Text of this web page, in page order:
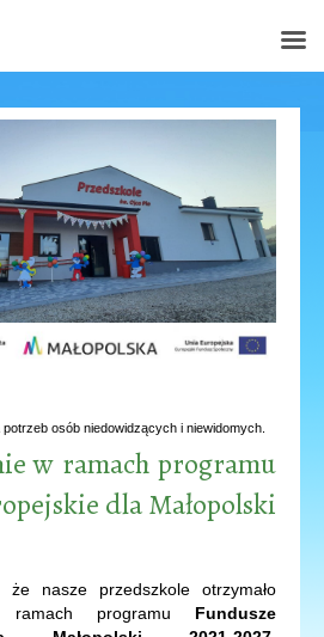
osób niedowidzących i niewidomych.
w ramach programu
dla Małopolski
że nasze przedszkole otrzymało
ramach programu Fundusze